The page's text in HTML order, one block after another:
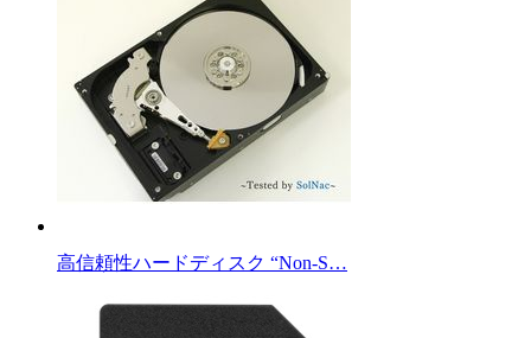
高信頼性ハードディスク “Non-S…